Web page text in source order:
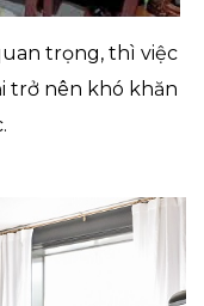
trọng, thì việc
trở nên khó khăn